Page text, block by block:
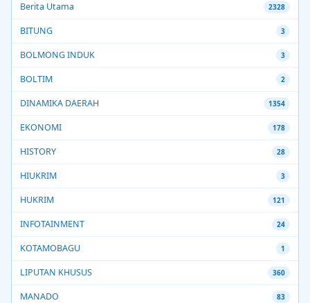
Berita Utama 2328
BITUNG 3
BOLMONG INDUK 3
BOLTIM 2
DINAMIKA DAERAH 1354
EKONOMI 178
HISTORY 28
HIUKRIM 3
HUKRIM 121
INFOTAINMENT 24
KOTAMOBAGU 1
LIPUTAN KHUSUS 360
MANADO 83